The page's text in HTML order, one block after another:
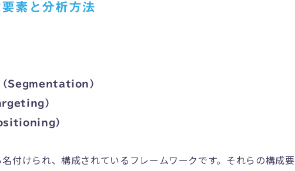
素と分析方法
（Segmentation）
）
）
付けられ、構成されているフレームワークです。それらの構成要